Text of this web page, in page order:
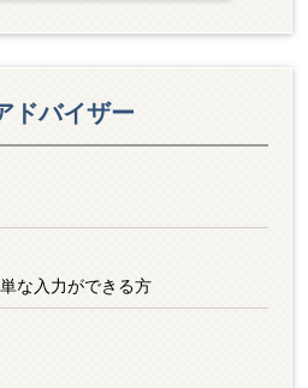
ドバイザー
な入力ができる方